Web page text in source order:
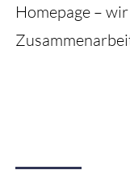
Homepage –